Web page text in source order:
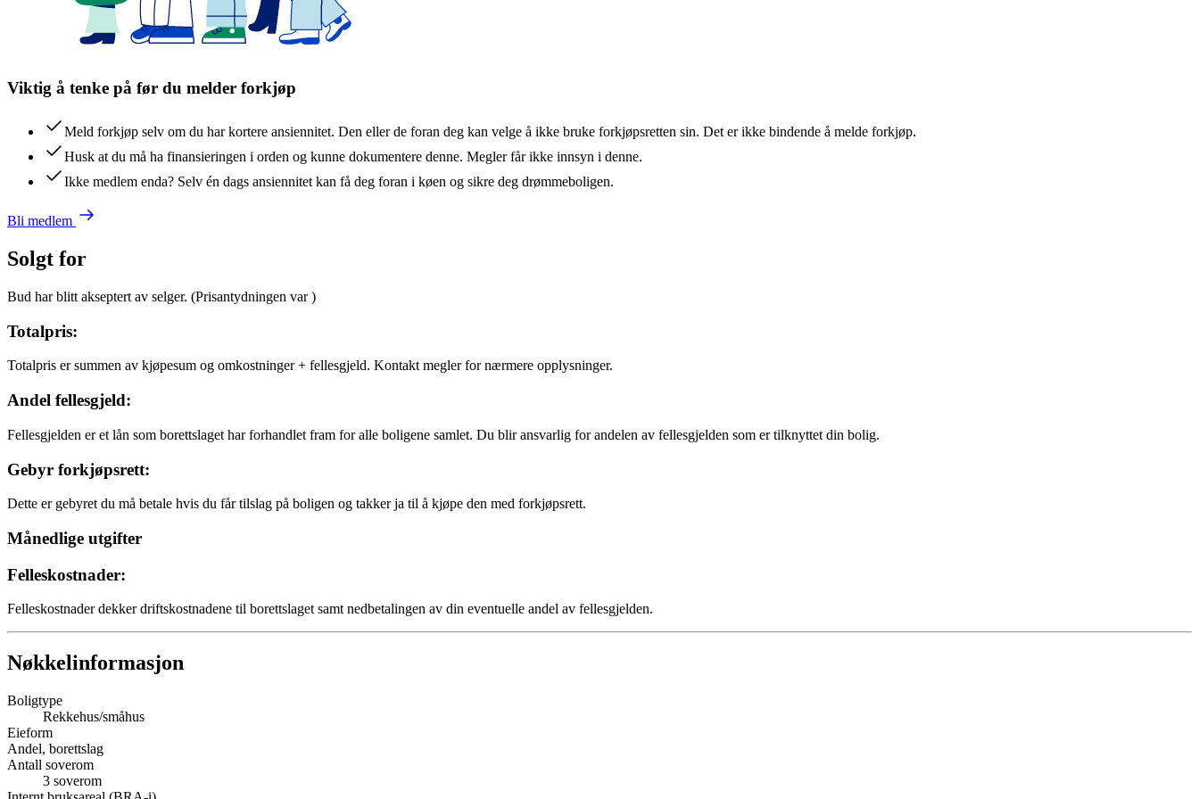
Viktig å tenke på før du melder forkjøp
Meld forkjøp selv om du har kortere ansiennitet. Den eller de foran deg kan velge å ikke bruke forkjøpsretten sin. Det er ikke bindende å melde forkjøp.
Husk at du må ha finansieringen i orden og kunne dokumentere denne. Megler får ikke innsyn i denne.
Ikke medlem enda? Selv én dags ansiennitet kan få deg foran i køen og sikre deg drømmeboligen.
Bli medlem
Solgt for
Bud har blitt akseptert av selger. (Prisantydningen var)
Totalpris:
Totalpris er summen av kjøpesum og omkostninger + fellesgjeld. Kontakt megler for nærmere opplysninger.
Andel fellesgjeld:
Fellesgjelden er et lån som borettslaget har forhandlet fram for alle boligene samlet. Du blir ansvarlig for andelen av fellesgjelden som er tilknyttet din bolig.
Gebyr forkjøpsrett:
Dette er gebyret du må betale hvis du får tilslag på boligen og takker ja til å kjøpe den med forkjøpsrett.
Månedlige utgifter
Felleskostnader:
Felleskostnader dekker driftskostnadene til borettslaget samt nedbetalingen av din eventuelle andel av fellesgjelden.
Nøkkelinformasjon
Boligtype
Rekkehus/småhus
Eieform
Andel, borettslag
Antall soverom
3 soverom